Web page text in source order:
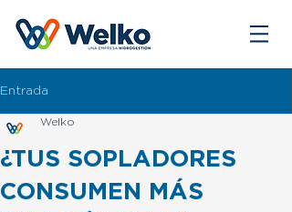
Entrada
¿TUS SOPLADORES
CONSUMEN MÁS
Welko